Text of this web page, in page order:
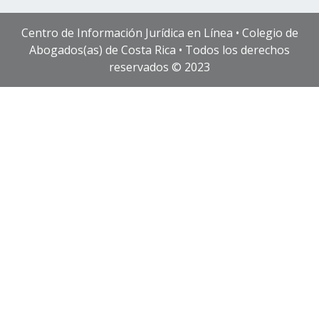
Centro de Información Jurídica en Línea • Colegio de
Abogados(as) de Costa Rica • Todos los derechos
reservados © 2023